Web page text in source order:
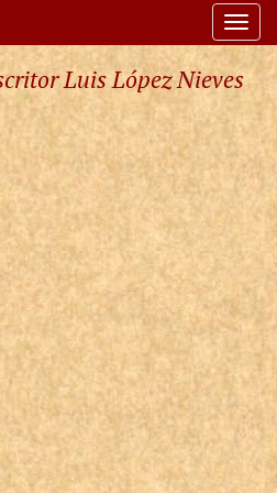
Luis López Nieves